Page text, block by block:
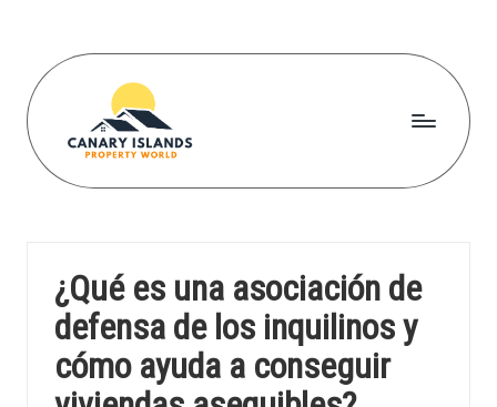
content
C
a
r
yi
¿Qué es una asociación de
defensa de los inquilinos y
cómo ayuda a conseguir